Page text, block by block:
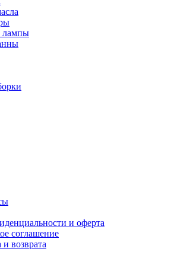
лампы
и оферта
соглашение
возврата